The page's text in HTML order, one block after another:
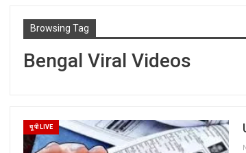
Browsing Tag
Bengal Viral Videos
यू पी LIVE